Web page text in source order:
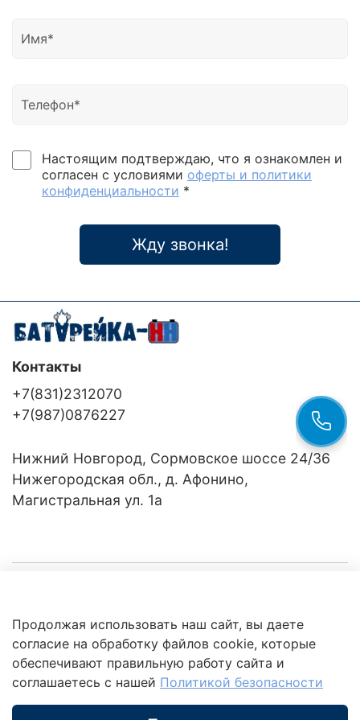
Настоящим подтверждаю, что я ознакомлен и
согласен с условиями оферты и политики
конфиденциальности *
Жду звонка!
Клиентам
Это интересно
Контакты
+7(831)2312070
+7(987)0876227
Нижний Новгород, Сормовское шоссе 24/36
Нижегородская обл., д. Афонино,
Магистральная ул. 1а
Продолжая использовать наш сайт, вы даете
согласие на обработку файлов cookie, которые
обеспечивают правильную работу сайта и
соглашаетесь с нашей Политикой безопасности
обработки